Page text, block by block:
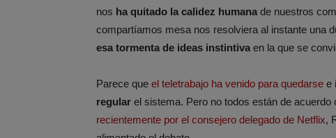
nos ha quitado la calidez humana de nuestros
compartíamos mesa nos resolviera al instante una
esa tormenta de ideas instintiva en la que se
Parece que el teletrabajo ha venido para quedarse e
regular el sistema. Pero no todos están de acuerdo
recientemente por el consejero delegado de Netflix,